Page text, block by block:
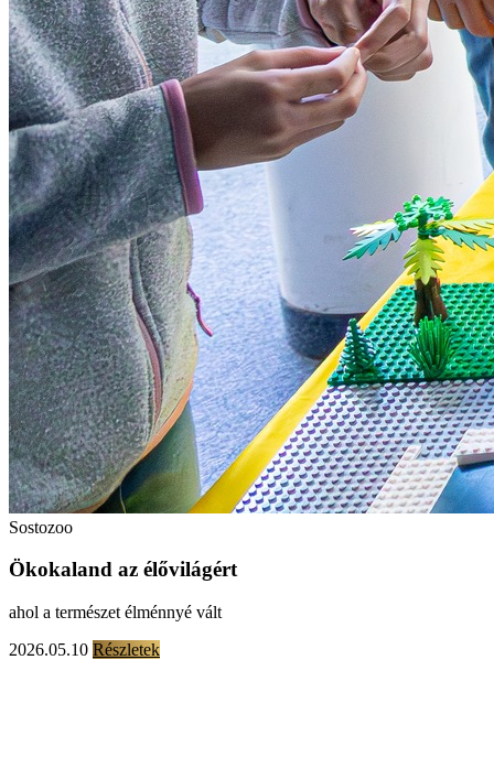
Sostozoo
Ökokaland az élővilágért
ahol a természet élménnyé vált
2026.05.10 Részletek